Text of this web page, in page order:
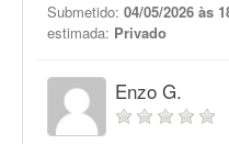
Submetido: 04/05/2026 às
estimada: Privado
Enzo G.